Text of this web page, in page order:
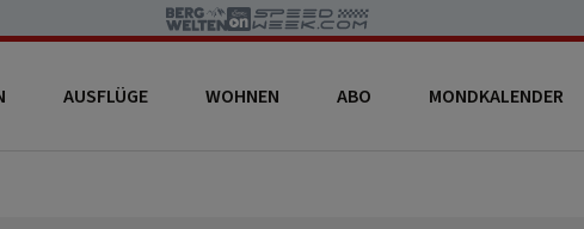
AUSFLÜGE WOHNEN ABO MONDKALENDER